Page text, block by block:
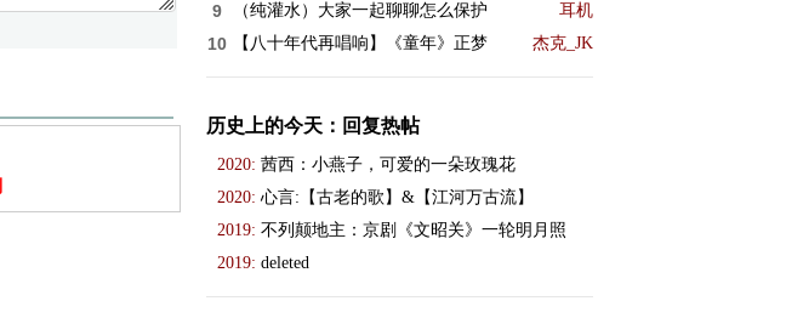
9 （纯灌水）大家一起聊聊怎么保护 耳机
10 【八十年代再唱响】《童年》正梦 杰克_JK
历史上的今天：回复热帖
2020: 茜西：小燕子，可爱的一朵玫瑰花
2020: 心言:【古老的歌】&【江河万古流】
2019: 不列颠地主：京剧《文昭关》一轮明月照
2019: deleted